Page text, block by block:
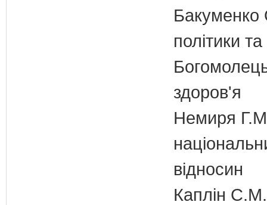
Бакуменко
політики
здоров'я
Немиря
відносин
Каплін С.М.